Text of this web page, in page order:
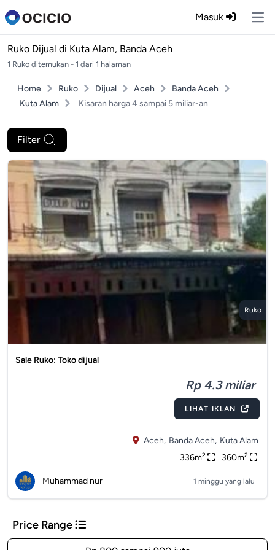
Masuk
Ruko Dijual di Kuta Alam, Banda Aceh
1 Ruko ditemukan - 1 dari 1 halaman
Home Ruko Dijual Aceh
Banda Aceh
Kuta Alam
Kisaran harga 4 sampai 5 miliar-an
Filter
Ruko
Sale Ruko: Toko dijual
Rp 4.3 miliar
LIHAT IKLAN
Aceh, Banda Aceh, Kuta Alam
336m2 360m2
Muhammad nur 1 minggu yang lalu
Price Range